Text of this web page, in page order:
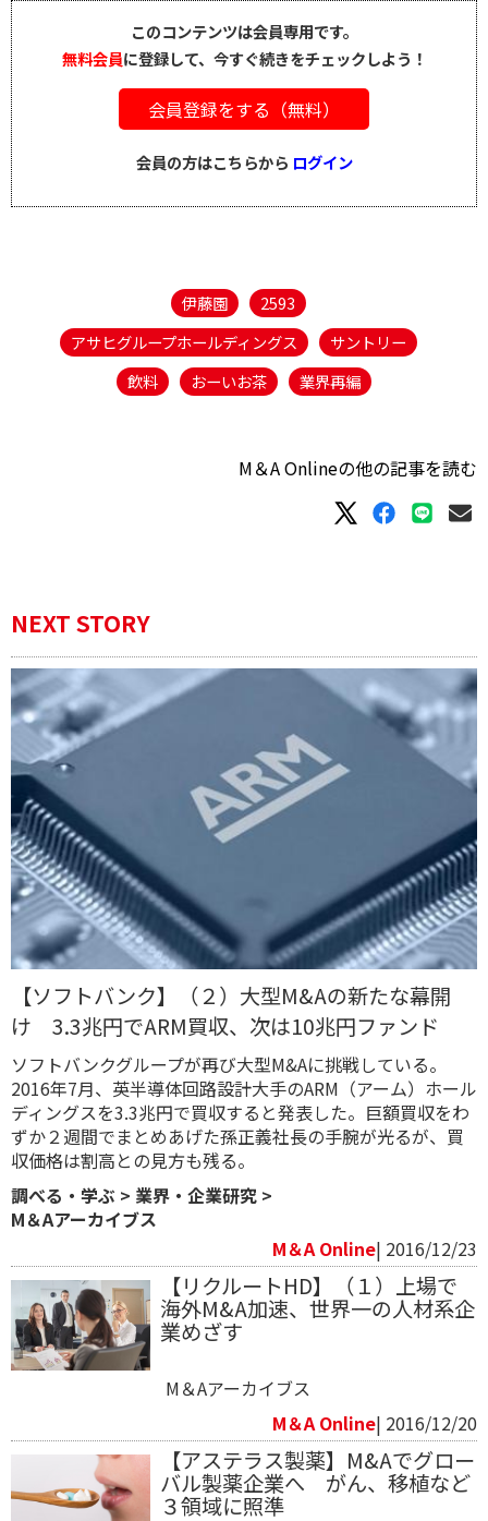
このコンテンツは会員専用です。
無料会員に登録して、今すぐ続きをチェックしよう！
会員登録をする（無料）
会員の方はこちらから ログイン
伊藤園
2593
アサヒグループホールディングス
サントリー
飲料
おーいお茶 業界再編
M＆A Onlineの他の記事を読む
NEXT STORY
【ソフトバンク】（２）大型M&Aの新たな幕開
け 3.3兆円でARM買収、次は10兆円ファンド
ソフトバンクグループが再び大型M&Aに挑戦している。
2016年7月、英半導体回路設計大手のARM（アーム）ホール
ディングスを3.3兆円で買収すると発表した。巨額買収をわ
ずか２週間でまとめあげた孫正義社長の手腕が光るが、買
収価格は割高との見方も残る。
調べる・学ぶ > 業界・企業研究 >
M＆Aアーカイブス
M＆A Online| 2016/12/23
【リクルートHD】（１）上場で
海外M&A加速、世界一の人材系企
業めざす
M＆Aアーカイブス
M＆A Online| 2016/12/20
【アステラス製薬】M&Aでグロー
バル製薬企業へ がん、移植など
３領域に照準